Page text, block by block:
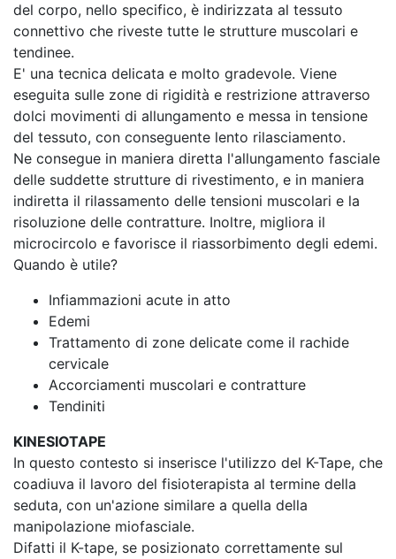
del corpo, nello specifico, è indirizzata al tessuto
connettivo che riveste tutte le strutture muscolari e
tendinee.
E' una tecnica delicata e molto gradevole. Viene
eseguita sulle zone di rigidità e restrizione attraverso
dolci movimenti di allungamento e messa in tensione
del tessuto, con conseguente lento rilasciamento.
Ne consegue in maniera diretta l'allungamento fasciale
delle suddette strutture di rivestimento, e in maniera
indiretta il rilassamento delle tensioni muscolari e la
risoluzione delle contratture. Inoltre, migliora il
microcircolo e favorisce il riassorbimento degli edemi.
Quando è utile?
Infiammazioni acute in atto
Edemi
Trattamento di zone delicate come il rachide
cervicale
Accorciamenti muscolari e contratture
Tendiniti
KINESIOTAPE
In questo contesto si inserisce l'utilizzo del K-Tape, che
coadiuva il lavoro del fisioterapista al termine della
seduta, con un'azione similare a quella della
manipolazione miofasciale.
Difatti il K-tape, se posizionato correttamente sul